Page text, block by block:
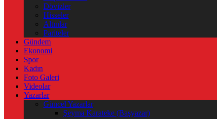
Dövizler
Hisseler
Altınlar
Pariteler
Gündem
Ekonomi
Spor
Kadın
Foto Galeri
Videolar
Yazarlar
Güncel Yazarlar
Şeyma Karateke (Başyazar)